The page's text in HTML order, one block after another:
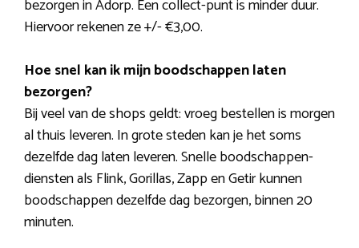
bezorgen in Adorp. Een collect-punt is minder duur.
Hiervoor rekenen ze +/- €3,00.
Hoe snel kan ik mijn boodschappen laten
bezorgen?
Bij veel van de shops geldt: vroeg bestellen is morgen
al thuis leveren. In grote steden kan je het soms
dezelfde dag laten leveren. Snelle boodschappen-
diensten als Flink, Gorillas, Zapp en Getir kunnen
boodschappen dezelfde dag bezorgen, binnen 20
minuten.